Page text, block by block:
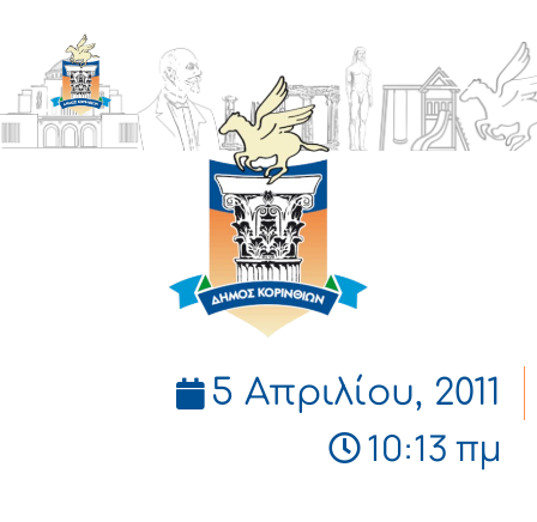
ΔΗΜΟΣ
ΚΟΡΙΝΘΙΩΝ
5 Απριλίου, 2011
10:13 πμ